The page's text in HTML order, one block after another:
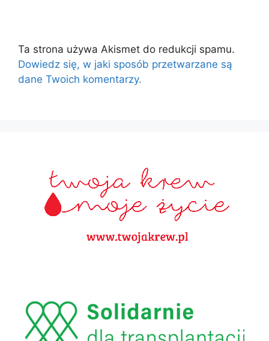
Ta strona używa Akismet do redukcji spamu.
Dowiedz się, w jaki sposób przetwarzane są
dane Twoich komentarzy.